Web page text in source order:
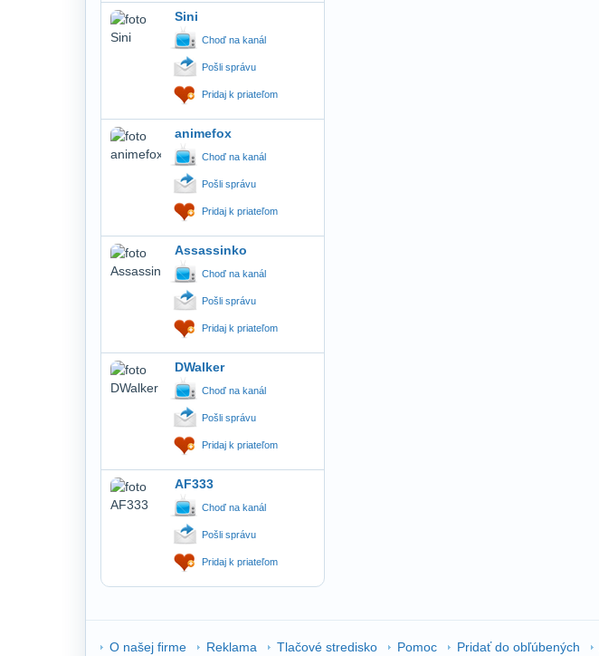
Sini
Choď na kanál
Pošli správu
Pridaj k priateľom
animefox
Choď na kanál
Pošli správu
Pridaj k priateľom
Assassinko
Choď na kanál
Pošli správu
Pridaj k priateľom
DWalker
Choď na kanál
Pošli správu
Pridaj k priateľom
AF333
Choď na kanál
Pošli správu
Pridaj k priateľom
O našej firme Reklama Tlačové stredisko Pomoc Pridať do obľúbených